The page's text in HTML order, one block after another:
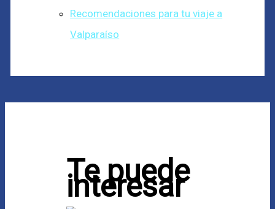
Recomendaciones para tu viaje a
Valparaíso
Te puede
interesar